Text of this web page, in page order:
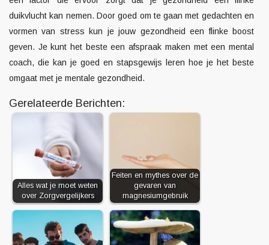
duikvlucht kan nemen. Door goed om te gaan met gedachten en
vormen van stress kun je jouw gezondheid een flinke boost
geven. Je kunt het beste een afspraak maken met een mental
coach, die kan je goed en stapsgewijs leren hoe je het beste
omgaat met je mentale gezondheid.
Gerelateerde Berichten:
Alles wat je moet weten
over Zorgvergelijkers
Feiten en mythes over de
gevaren van
magnesiumgebruik